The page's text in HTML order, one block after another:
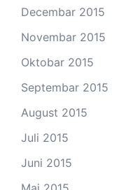
Decembar 2015
Novembar 2015
Oktobar 2015
Septembar 2015
August 2015
Juli 2015
Juni 2015